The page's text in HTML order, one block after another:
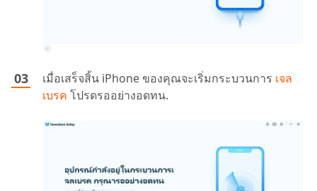
เมื่อเสร็จสิ้น iPhone ของคุณจะเริ่มกระบวนการ เจล
เบรค โปรดรออย่างอดทน.